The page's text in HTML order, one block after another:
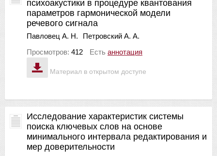
Материал в открытом доступе
психоакустики в процедуре квантования
параметров гармонической модели
речевого сигнала
Павловец А. Н.
Петровский А. А.
Просмотров: 412 Есть аннотация
Исследование характеристик системы
поиска ключевых слов на основе
минимального интервала редактирования и
мер доверительности